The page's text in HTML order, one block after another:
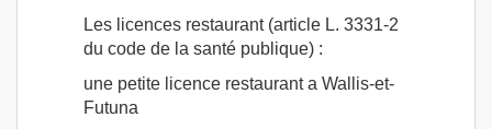
Les licences restaurant (article L. 3331-2
du code de la santé publique) :
une petite licence restaurant a Wallis-et-
Futuna